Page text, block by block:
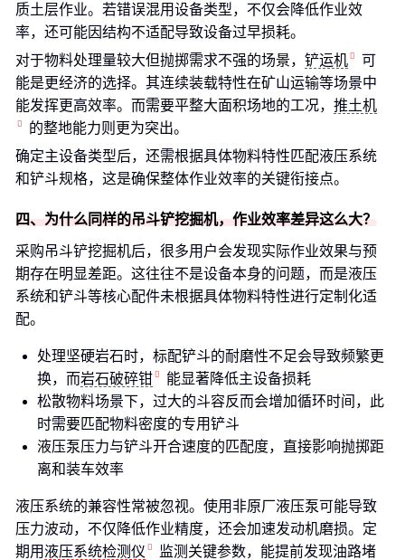
质土层作业。若错误混用设备类型，不仅会降低作业效
率，还可能因结构不适配导致设备过早损耗。
对于物料处理量较大但抛掷需求不强的场景， 铲运机
可
能是更经济的选择。其连续装载特性在矿山运输等场景中
能发挥更高效率。而需要平整大面积场地的工况， 推土机
的整地能力则更为突出。
确定主设备类型后，还需根据具体物料特性匹配液压系统
和铲斗规格，这是确保整体作业效率的关键衔接点。
四、为什么同样的吊斗铲挖掘机，作业效率差异这么大？
采购吊斗铲挖掘机后，很多用户会发现实际作业效果与预
期存在明显差距。这往往不是设备本身的问题，而是液压
系统和铲斗等核心配件未根据具体物料特性进行定制化适
配。
处理坚硬岩石时，标配铲斗的耐磨性不足会导致频繁更
换，而岩石破碎钳
能显著降低主设备损耗
松散物料场景下，过大的斗容反而会增加循环时间，此
时需要匹配物料密度的专用铲斗
液压泵压力与铲斗开合速度的匹配度，直接影响抛掷距
离和装车效率
液压系统的兼容性常被忽视。使用非原厂液压泵可能导致
压力波动，不仅降低作业精度，还会加速发动机磨损。定
期用 液压系统检测仪
监测关键参数，能提前发现油路堵